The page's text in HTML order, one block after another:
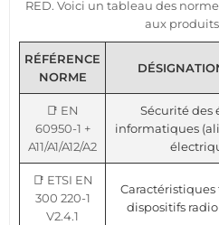
RED. Voici un tableau des
aux
RÉFÉRENCE
NORME
📑 EN
60950-1 +
A11/A1/A12/A2
Sécurité des
informatiques
📑 ETSI EN
300 220-1
V2.4.1
dispositifs